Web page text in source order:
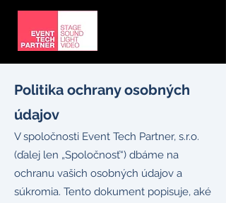
Politika ochrany osobných
údajov
V spoločnosti Event Tech Partner, s.r.o.
(ďalej len „Spoločnosť“) dbáme na
ochranu vašich osobných údajov a
súkromia. Tento dokument popisuje, aké